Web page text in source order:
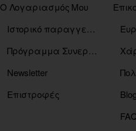
Ο Λογαριασμός Μου
Ιστορικό παραγγελιών
Πρόγραμμα Συνεργατών
Newsletter
Επιστροφές